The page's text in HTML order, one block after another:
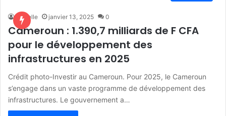
danielle janvier 13, 2025 0
Cameroun : 1.390,7 milliards de F CFA
pour le développement des
infrastructures en 2025
Crédit photo-Investir au Cameroun. Pour 2025, le Cameroun
s’engage dans un vaste programme de développement des
infrastructures. Le gouvernement a…